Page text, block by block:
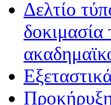
Δελτίο